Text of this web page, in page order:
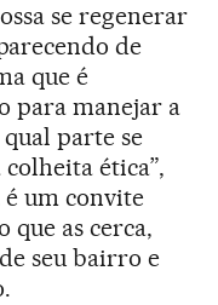
se regenerar
de
que é
para manejar a
parte se
ética”,
um convite
que as cerca,
seu bairro e